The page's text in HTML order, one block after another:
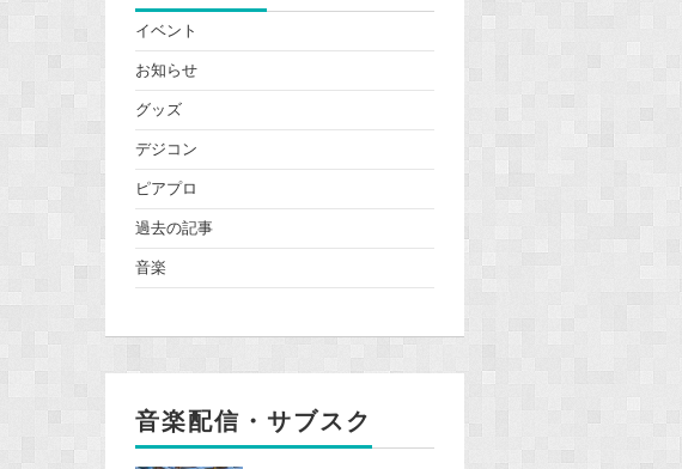
イベント
お知らせ
グッズ
デジコン
ピアプロ
過去の記事
音楽
音楽配信・サブスク